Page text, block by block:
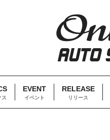
ス
EVENT
イベント
RELEASE
リリース